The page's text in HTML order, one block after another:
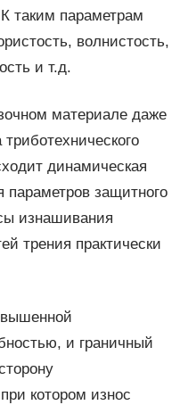
таким параметрам
волнистость,
и т.д.
материале даже
динамическая
параметров защитного
изнашивания
трения практически
и граничный
котором износ